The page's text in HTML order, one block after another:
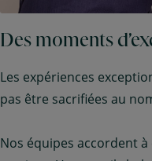
Des moments
Les expériences
pas être sacrifiées au
Nos équipes accordent